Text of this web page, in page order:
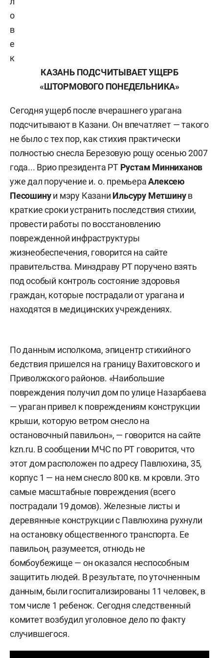
о
в
е
к
КАЗАНЬ ПОДСЧИТЫВАЕТ УЩЕРБ
«ШТОРМОВОГО ПОНЕДЕЛЬНИКА»
Сегодня ущерб после вчерашнего урагана
подсчитывают в Казани. Он впечатляет — такого
не было с тех пор, как стихия практически
полностью снесла Березовую рощу осенью 2007
года... Врио президента РТ Рустам Минниханов
уже дал поручение и. о. премьераАлексею
Песошинуи мэру Казани Ильсуру Метшинув
краткие сроки устранить последствия стихии,
провести работы по восстановлению
поврежденной инфраструктуры
жизнеобеспечения, говорится на сайте
правительства. Минздраву РТ поручено взять
под особый контроль состояние здоровья
граждан, которые пострадали от урагана и
находятся в медицинских учреждениях.
По данным исполкома, эпицентр стихийного
бедствия пришелся на границу Вахитовского и
Приволжского районов. «Наибольшие
повреждения получил дом по улице Назарбаева
— ураган привел к повреждениям конструкции
крыши, которую ветром снесло на
остановочный павильон», — говорится на сайте
kzn.ru. В сообщении МЧС по РТ говорится, что
этот дом расположен по адресу Павлюхина, 35,
корпус 1 — на нем снесло 800 кв. м кровли. Это
самые масштабные повреждения (всего
пострадали 19 домов). Железные листы и
деревянные конструкции с Павлюхина рухнули
на остановку общественного транспорта. Ее
павильон, разумеется, отнюдь не
бомбоубежище — он оказался неспособным
защитить людей. В результате, по уточненным
данным, были госпитализированы 11 человек, в
том числе 1 ребенок. Сегодня следственный
комитет возбудил уголовное дело по факту
случившегося.